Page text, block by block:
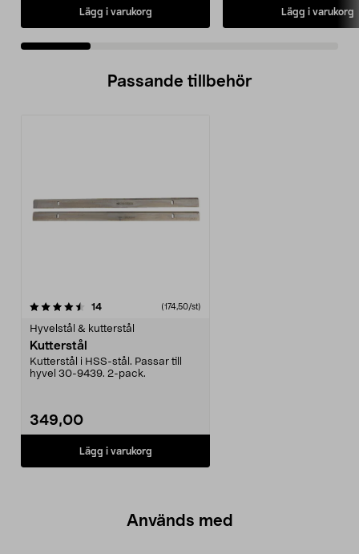
Lägg i varukorg Lägg i varukorg
Passande tillbehör
14recensioner (174,50/st)
Hyvelstål & kutterstål
Kutterstål
Kutterstål i HSS-stål. Passar till
hyvel 30-9439. 2-pack.
349,00
Lägg i varukorg
Används med